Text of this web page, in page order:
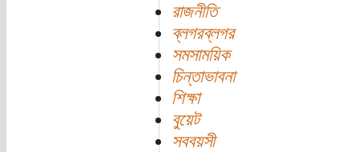
রাজনীতি
ব্লগরব্লগর
সমসাময়িক
চিন্তাভাবনা
শিক্ষা
বুয়েট
সববয়সী